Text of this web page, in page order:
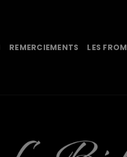
REMERCIEMENTS LES